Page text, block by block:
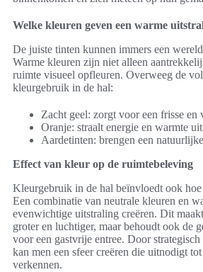
Welke kleuren geven een warme
De juiste tinten kunnen immers een
Warme kleuren zijn niet alleen
ruimte visueel opfleuren. Overweeg de
kleurgebruik in de hal:
Zacht geel: zorgt voor een frisse
Oranje: straalt energie en warmte
Aardetinten: brengen een
Effect van kleur op de ruimtebeleving
Kleurgebruik in de hal beïnvloedt ook hoe
Een combinatie van neutrale kleuren en
evenwichtige uitstraling creëren. Dit
groter en luchtiger, maar behoudt ook de
voor een gastvrije entree. Door
kan men een sfeer creëren die uitnodigt
verkennen.